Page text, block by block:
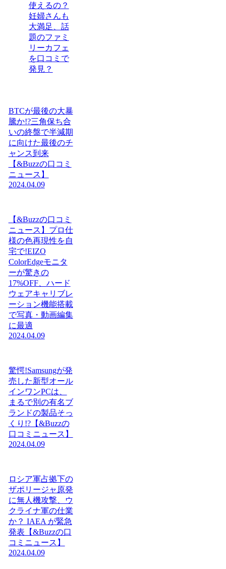
使えるの？
妊婦さんも
大満足、話
題のファミ
リーカフェ
を口コミで
発見？
BTCが最後の大暴
騰か!?三角保ち合
いの終盤で半減期
に向けた最後のチ
ャンス到来
【&Buzzの口コミ
ニュース】
2024.04.09
【&Buzzの口コミ
ニュース】プロ仕
様の色再現性を自
宅で!EIZO
ColorEdgeモニタ
ーが驚きの
17%OFF、ハード
ウェアキャリブレ
ーション機能搭載
で写真・動画編集
に最適
2024.04.09
驚愕!Samsungが発
売した新型オール
インワンPCは、
まるで別の有名ブ
ランドの製品そっ
くり!?【&Buzzの
口コミニュース】
2024.04.09
ロシア軍占拠下の
ザポリージャ原発
に無人機攻撃、ウ
クライナ軍の仕業
か？ IAEA が緊急
発表【&Buzzの口
コミニュース】
2024.04.09